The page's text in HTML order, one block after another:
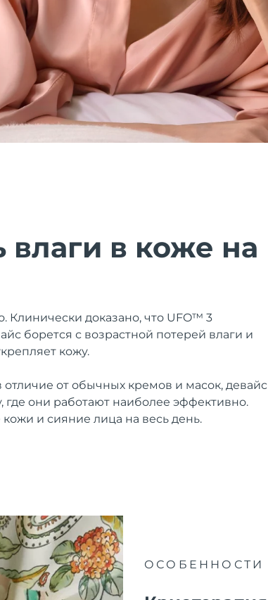
в коже на
доказано, что UFO™ 3
борется с возрастной потерей влаги и
кожу.
от обычных кремов и масок, девайс
где они работают наиболее эффективно.
и сияние лица на весь день.
ОСОБЕННОСТИ